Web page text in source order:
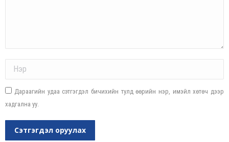
Дараагийн удаа сэтгэгдэл бичихийн тулд өөрийн нэр, имэйл хөтөч дээр
хадгална уу.
Сэтгэгдэл оруулах